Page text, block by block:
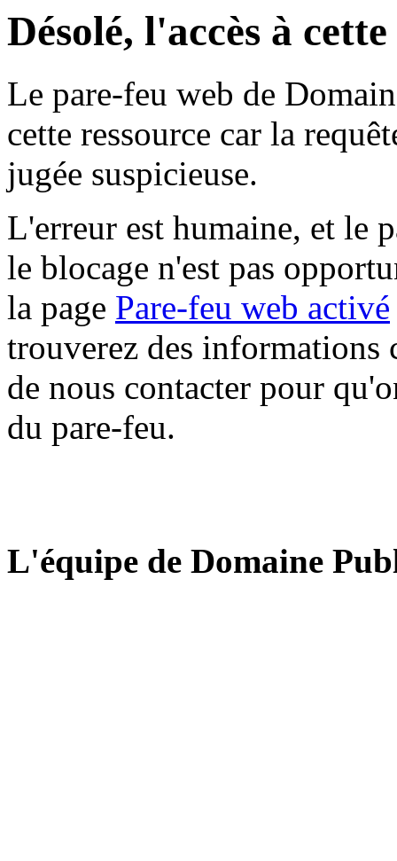
Désolé, l'accès à
Le pare-feu web de
cette ressource car la
jugée suspicieuse.
L'erreur est humaine, et le
le blocage n'est pas
la page Pare-feu web activé
trouverez des informations
de nous contacter pour
du pare-feu.
L'équipe de Domaine